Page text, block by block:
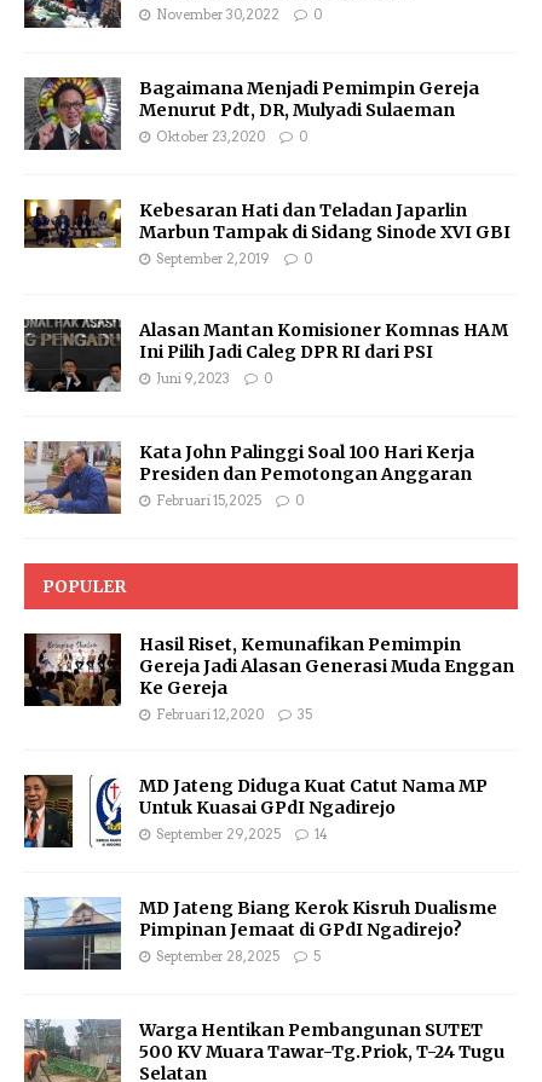
November 30, 2022 0
Bagaimana Menjadi Pemimpin Gereja
Menurut Pdt, DR, Mulyadi Sulaeman
Oktober 23, 2020 0
Kebesaran Hati dan Teladan Japarlin
Marbun Tampak di Sidang Sinode XVI GBI
September 2, 2019 0
Alasan Mantan Komisioner Komnas HAM
Ini Pilih Jadi Caleg DPR RI dari PSI
Juni 9, 2023 0
Kata John Palinggi Soal 100 Hari Kerja
Presiden dan Pemotongan Anggaran
Februari 15, 2025 0
POPULER
Hasil Riset, Kemunafikan Pemimpin
Gereja Jadi Alasan Generasi Muda Enggan
Ke Gereja
Februari 12, 2020 35
MD Jateng Diduga Kuat Catut Nama MP
Untuk Kuasai GPdI Ngadirejo
September 29, 2025 14
MD Jateng Biang Kerok Kisruh Dualisme
Pimpinan Jemaat di GPdI Ngadirejo?
September 28, 2025 5
Warga Hentikan Pembangunan SUTET
500 KV Muara Tawar-Tg.Priok, T-24 Tugu
Selatan